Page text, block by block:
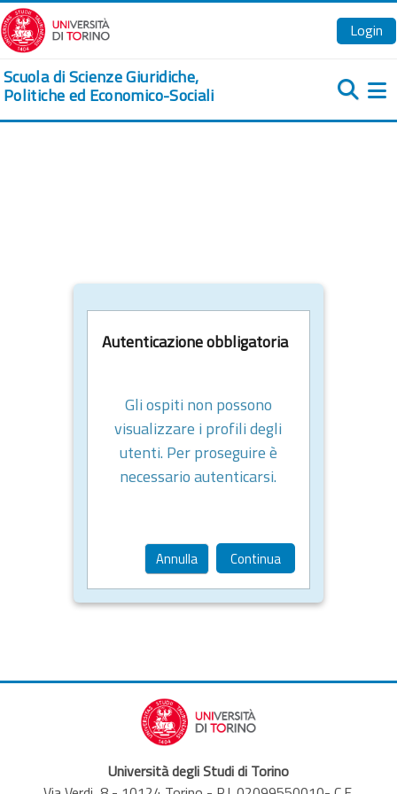
Vai al contenuto principale
Login
Scuola di Scienze Giuridiche,
Politiche ed Economico-Sociali
Autenticazione obbligatoria
Gli ospiti non possono
visualizzare i profili degli
utenti. Per proseguire è
necessario autenticarsi.
Annulla Continua
Università degli Studi di Torino